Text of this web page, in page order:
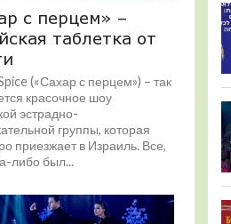
с перцем» –
таблетка от
(«Сахар с перцем») – так
красочное шоу
эстрадно-
группы, которая
приезжает в Израиль. Все,
либо был...